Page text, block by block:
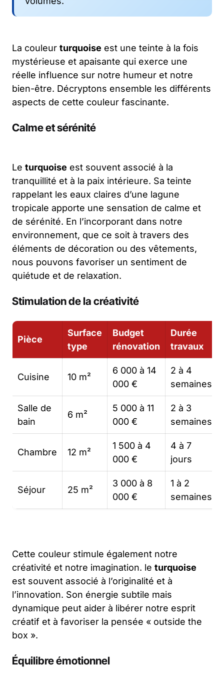
La couleur turquoise est une teinte à la fois
mystérieuse et apaisante qui exerce une
réelle influence sur notre humeur et notre
bien-être. Décryptons ensemble les différents
aspects de cette couleur fascinante.
Calme et sérénité
Le turquoise est souvent associé à la
tranquillité et à la paix intérieure. Sa teinte
rappelant les eaux claires d’une lagune
tropicale apporte une sensation de calme et
de sérénité. En l’incorporant dans notre
environnement, que ce soit à travers des
éléments de décoration ou des vêtements,
nous pouvons favoriser un sentiment de
quiétude et de relaxation.
Stimulation de la créativité
Pièce
Surface
type
Budget
rénovation
Durée
travaux
Cuisine 10 m²
6 000 à 14
000 €
2 à 4
semaines
Salle de
bain
6 m²
5 000 à 11
000 €
2 à 3
semaines
Chambre 12 m²
1 500 à 4
000 €
4 à 7
jours
Séjour 25 m²
3 000 à 8
000 €
1 à 2
semaines
Cette couleur stimule également notre
créativité et notre imagination. le turquoise
est souvent associé à l’originalité et à
l’innovation. Son énergie subtile mais
dynamique peut aider à libérer notre esprit
créatif et à favoriser la pensée « outside the
box ».
Équilibre émotionnel